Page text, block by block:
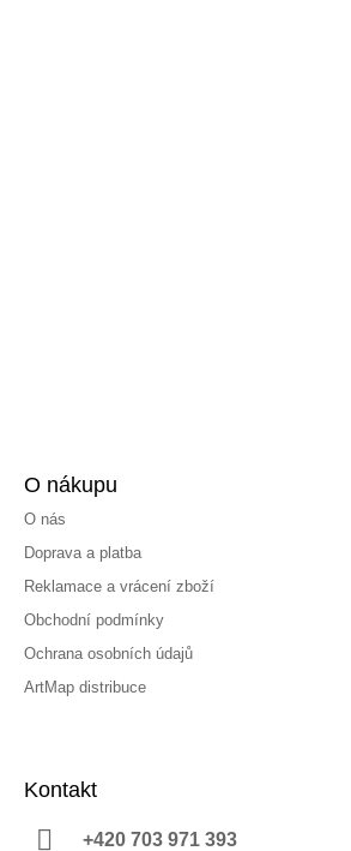
O nákupu
O nás
Doprava a platba
Reklamace a vrácení zboží
Obchodní podmínky
Ochrana osobních údajů
ArtMap distribuce
Kontakt
+420 703 971 393